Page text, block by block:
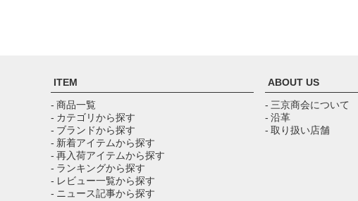
ITEM
- 商品一覧
- カテゴリから探す
- ブランドから探す
- 新着アイテムから探す
- 再入荷アイテムから探す
- ランキングから探す
- レビュー一覧から探す
- ニュース記事から探す
ABOUT US
- 三京商会について
- 沿革
- 取り扱い店舗